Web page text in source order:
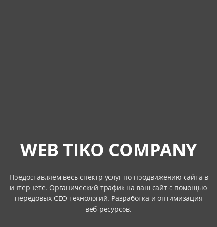
WEB TIKO COMPANY
Предоставляем весь спектр услуг по продвижению сайта в
интернете. Органический трафик на ваш сайт с помощью
передовых СЕО технологий. Разработка и оптимизация
веб-ресурсов.